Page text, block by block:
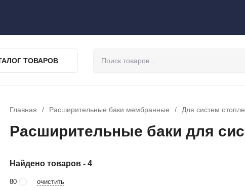
ТОВАРОВ
Главная / Расширительные баки мембранные / Для систем
Расширительные баки для
Найдено товаров - 4
80 очистить